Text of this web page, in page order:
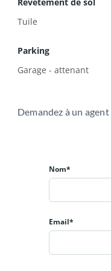
profiter de vos soirées
Tuile
Parking
Garage - attenant
Demandez à un
Nom*
Email*